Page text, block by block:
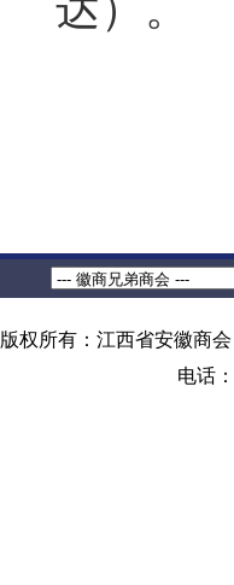
版权所有：江西省安徽商
电话